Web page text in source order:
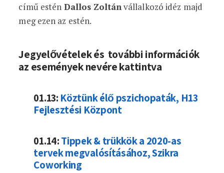
című estén Dallos Zoltánvállalkozó idéz majd
meg ezen az estén.
Jegyelővételek és további információk
az események nevére kattintva
01.13: Köztünk élő pszichopaták, H13
Fejlesztési Központ
01.14:Tippek & trükkök a 2020-as
tervek megvalósításához, Szikra
Coworking